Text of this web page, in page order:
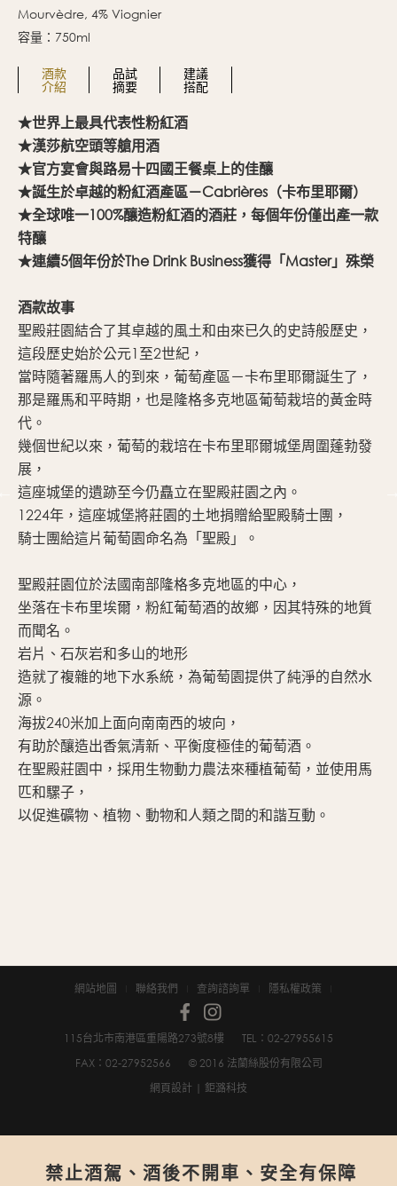
Mourvèdre, 4% Viognier
容量：750ml
酒款
介紹
品試
摘要
建議
搭配
★世界上最具代表性粉紅酒
★漢莎航空頭等艙用酒
★官方宴會與路易十四國王餐桌上的佳釀
★誕生於卓越的粉紅酒產區－Cabrières（卡布里耶爾）
★全球唯一100%釀造粉紅酒的酒莊，每個年份僅出產一款
特釀
★連續5個年份於The Drink Business獲得「Master」殊榮
酒款故事
聖殿莊園結合了其卓越的風土和由來已久的史詩般歷史，
這段歷史始於公元1至2世紀，
當時隨著羅馬人的到來，葡萄產區－卡布里耶爾誕生了，
那是羅馬和平時期，也是隆格多克地區葡萄栽培的黃金時
代。
幾個世紀以來，葡萄的栽培在卡布里耶爾城堡周圍蓬勃發
展，
這座城堡的遺跡至今仍矗立在聖殿莊園之內。
1224年，這座城堡將莊園的土地捐贈給聖殿騎士團，
騎士團給這片葡萄園命名為「聖殿」。
聖殿莊園位於法國南部隆格多克地區的中心，
坐落在卡布里埃爾，粉紅葡萄酒的故鄉，因其特殊的地質
而聞名。
岩片、石灰岩和多山的地形
造就了複雜的地下水系統，為葡萄園提供了純淨的自然水
源。
海拔240米加上面向南南西的坡向，
有助於釀造出香氣清新、平衡度極佳的葡萄酒。
在聖殿莊園中，採用生物動力農法來種植葡萄，並使用馬
匹和騾子，
以促進礦物、植物、動物和人類之間的和諧互動。
禁止酒駕、酒後不開車、安全有保障
網站地圖 聯絡我們 查詢諮詢單 隱私權政策
115台北市南港區重陽路273號8樓
TEL：02-2795­5615
FAX：02-2795­2566
© 2016 法蘭絲股份有限公司
網頁設計 | 鉅潞科技